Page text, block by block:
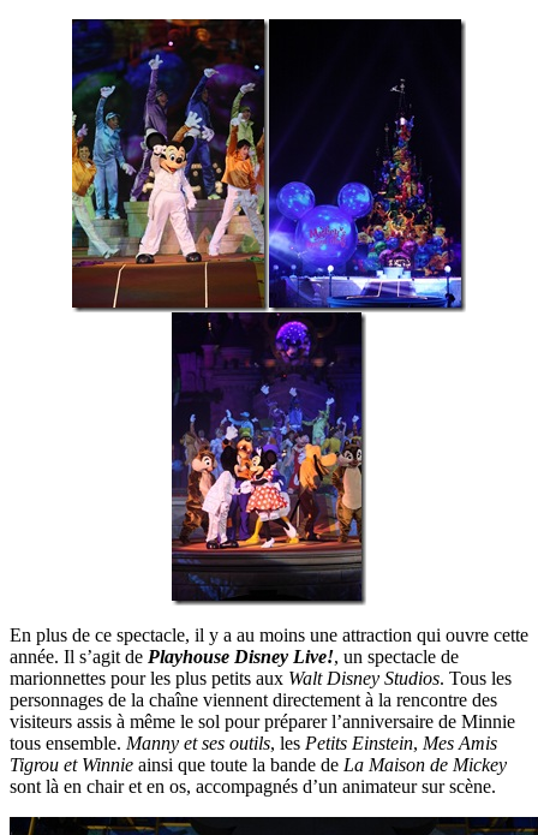
En plus de ce spectacle, il y a au moins une attraction qui ouvre cette
année. Il s’agit de Playhouse Disney Live!, un spectacle de
marionnettes pour les plus petits aux Walt Disney Studios. Tous les
personnages de la chaîne viennent directement à la rencontre des
visiteurs assis à même le sol pour préparer l’anniversaire de Minnie
tous ensemble. Manny et ses outils, les Petits Einstein, Mes Amis
Tigrou et Winnie ainsi que toute la bande de La Maison de Mickey
sont là en chair et en os, accompagnés d’un animateur sur scène.